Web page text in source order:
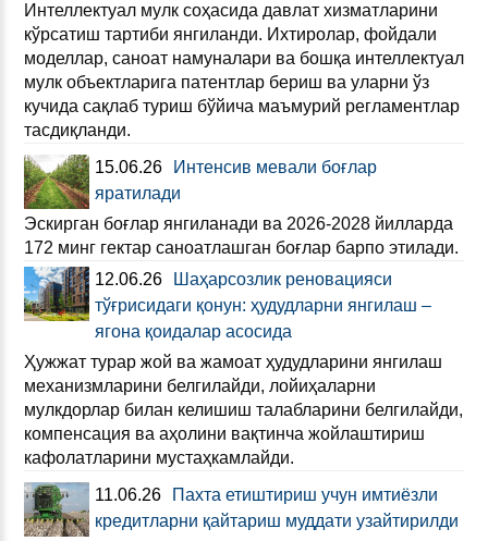
Интеллектуал мулк соҳасида давлат хизматларини
кўрсатиш тартиби янгиланди. Ихтиролар, фойдали
моделлар, саноат намуналари ва бошқа интеллектуал
мулк объектларига патентлар бериш ва уларни ўз
кучида сақлаб туриш бўйича маъмурий регламентлар
тасдиқланди.
15.06.26
Интенсив мевали боғлар
яратилади
Эскирган боғлар янгиланади ва 2026-2028 йилларда
172 минг гектар саноатлашган боғлар барпо этилади.
12.06.26
Шаҳарсозлик реновацияси
тўғрисидаги қонун: ҳудудларни янгилаш –
ягона қоидалар асосида
Ҳужжат турар жой ва жамоат ҳудудларини янгилаш
механизмларини белгилайди, лойиҳаларни
мулкдорлар билан келишиш талабларини белгилайди,
компенсация ва аҳолини вақтинча жойлаштириш
кафолатларини мустаҳкамлайди.
11.06.26
Пахта етиштириш учун имтиёзли
кредитларни қайтариш муддати узайтирилди